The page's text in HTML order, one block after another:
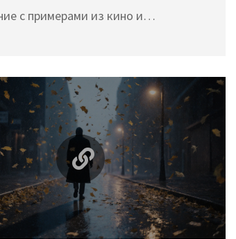
с примерами из кино и